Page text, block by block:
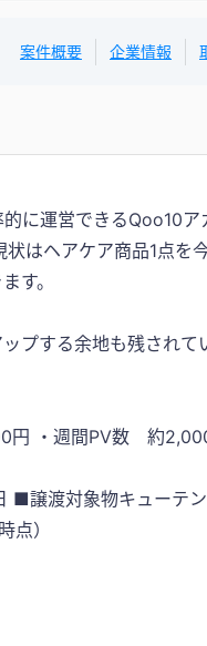
案件概要 企業情報
に運営できるQoo10
はヘアケア商品1点
す。
プする余地も残され
・週間PV数 約
譲渡対象物キューテ
点）